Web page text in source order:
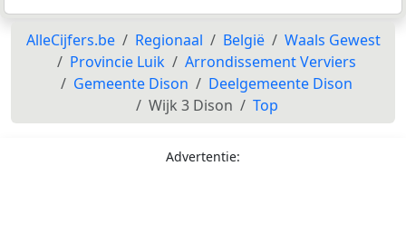
AlleCijfers.be Regionaal België
Waals Gewest
Provincie Luik
Arrondissement Verviers
Gemeente Dison
Deelgemeente Dison
Wijk 3 Dison
Top
Advertentie: